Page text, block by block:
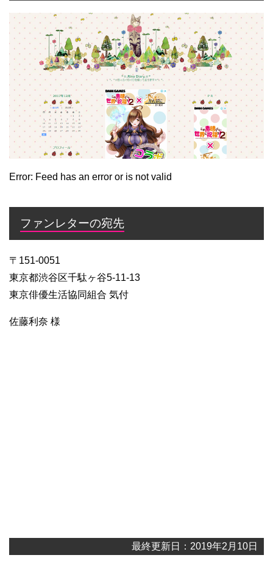
Error: Feed has an error or is not valid
ファンレターの宛先
〒151-0051
東京都渋谷区千駄ヶ谷5-11-13
東京俳優生活協同組合 気付
佐藤利奈 様
最終更新日：2019年2月10日